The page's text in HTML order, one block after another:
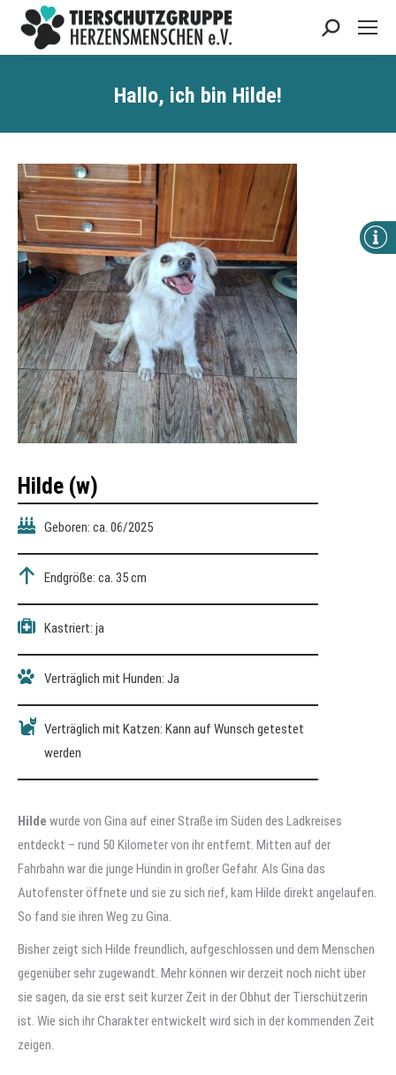
Search:
Hallo, ich bin Hilde!
Hilde (w)
Geboren: ca. 06/2025
Endgröße: ca. 35 cm
Kastriert: ja
Verträglich mit Hunden: Ja
Verträglich mit Katzen: Kann auf Wunsch getestet
werden
Hilde wurde von Gina auf einer Straße im Süden des Ladkreises
entdeckt – rund 50 Kilometer von ihr entfernt. Mitten auf der
Fahrbahn war die junge Hündin in großer Gefahr. Als Gina das
Autofenster öffnete und sie zu sich rief, kam Hilde direkt angelaufen.
So fand sie ihren Weg zu Gina.
Bisher zeigt sich Hilde freundlich, aufgeschlossen und dem Menschen
gegenüber sehr zugewandt. Mehr können wir derzeit noch nicht über
sie sagen, da sie erst seit kurzer Zeit in der Obhut der Tierschützerin
ist. Wie sich ihr Charakter entwickelt wird sich in der kommenden Zeit
zeigen.